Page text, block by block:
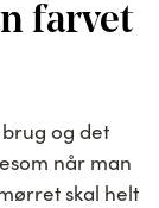
farvet
og det
når man
skal helt